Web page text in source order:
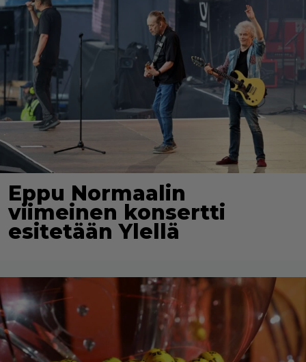
Eppu Normaalin
viimeinen konsertti
esitetään Ylellä